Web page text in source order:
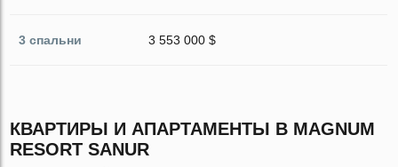
3 спальни 3 553 000 $
КВАРТИРЫ И АПАРТАМЕНТЫ В MAGNUM
RESORT SANUR